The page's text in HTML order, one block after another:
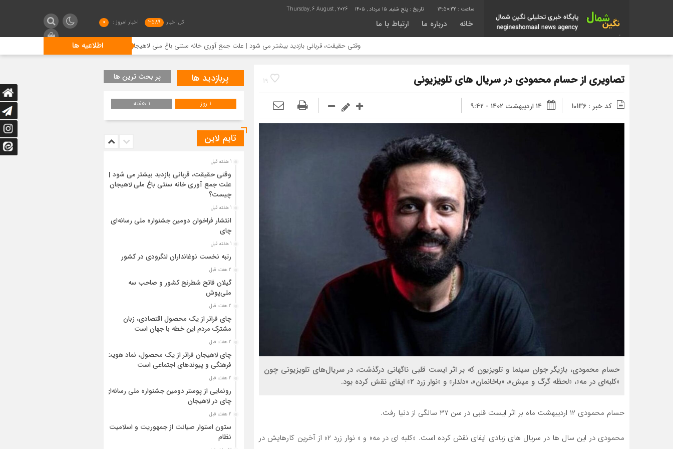
14:50:33 تاریخ : پنج شنبه, ۱۵ مرداد , ۱۴۰۵ Thursday, 6 August , 2026
خانه درباره ما ارتباط با ما کل اخبار 3589 اخبار امروز : 0
اطلاعیه ها وقتی حقیقت، قربانی بازدید بیشتر می شود | علت جمع آوری خانه سنتی باغ ملی لاهیجان چیست؟ انتشار فراخوان دومین جشنواره
19 تصاویری از حسام محمودی در سریال های تلویزیونی
کد خبر : 10136 ۱۴ اردیبهشت ۱۴۰۲ - ۹:۴۲
حسام محمودی، بازیگر جوان سینما و تلویزیون که بر اثر ایست قلبی ناگهانی درگذشت، در سریال‌های تلویزیونی چون
«کلبه‌ای در مه»، «لحظه گرگ و میش»، «باخانمان»، «دلدار» و «نوار زرد ۲» ایفای نقش کرده بود.
حسام محمودی ۱۲ اردیبهشت ماه بر اثر ایست قلبی در سن ۳۷ سالگی از دنیا رفت.
محمودی در این سال ها در سریال های زیادی ایفای نقش کرده است. «کلبه ای در مه» و « نوار زرد ۲» از آخرین کارهایش در
پربازدید ها پر بحث ترین ها
1 روز 1 هفته
تایم لاین
1 هفته قبل
وقتی حقیقت، قربانی بازدید بیشتر می شود |
علت جمع آوری خانه سنتی باغ ملی لاهیجان
چیست؟
1 هفته قبل
انتشار فراخوان دومین جشنواره ملی رسانه‌ای
چای
1 هفته قبل
رتبه نخست نوغانداران لنگرودی در کشور
2 هفته قبل
گیلان فاتح شطرنج کشور و صاحب سه
ملی‌پوش
2 هفته قبل
چای فراتر از یک محصول اقتصادی، زبان
مشترک مردم این خطه با جهان است
2 هفته قبل
چای لاهیجان فراتر از یک محصول، نماد هویت
فرهنگی و پیوندهای اجتماعی است
2 هفته قبل
رونمایی از پوستر دومین جشنواره ملی رسانه‌ای
چای در لاهیجان
2 هفته قبل
ستون استوار صیانت از جمهوریت و اسلامیت
نظام